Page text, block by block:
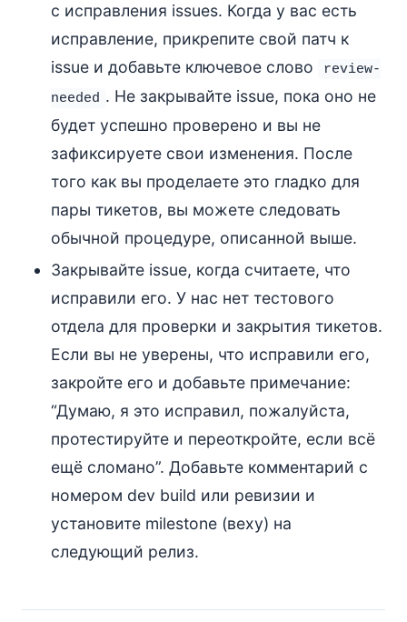
с исправления issues. Когда у вас есть
исправление, прикрепите свой патч к
issue и добавьте ключевое слово
review-
needed . Не закрывайте issue, пока оно не
будет успешно проверено и вы не
зафиксируете свои изменения. После
того как вы проделаете это гладко для
пары тикетов, вы можете следовать
обычной процедуре, описанной выше.
Закрывайте issue, когда считаете, что
исправили его. У нас нет тестового
отдела для проверки и закрытия тикетов.
Если вы не уверены, что исправили его,
закройте его и добавьте примечание:
“Думаю, я это исправил, пожалуйста,
протестируйте и переоткройте, если всё
ещё сломано”. Добавьте комментарий с
номером dev build или ревизии и
установите milestone (веху) на
следующий релиз.